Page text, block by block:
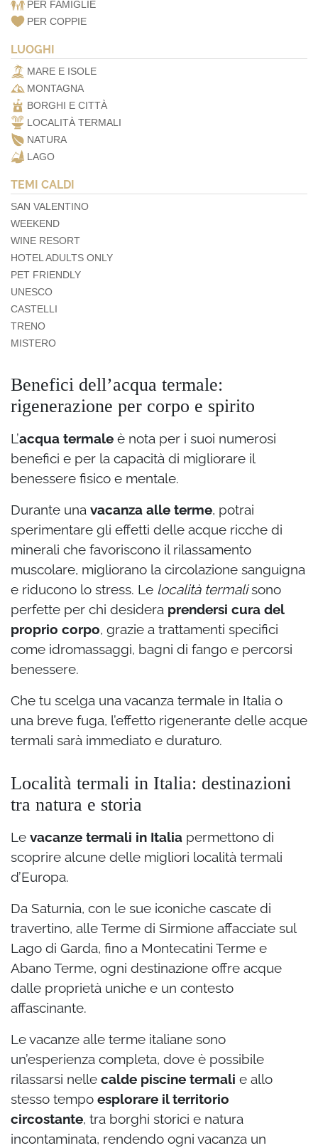
PER FAMIGLIE
PER COPPIE
LUOGHI
MARE E ISOLE
MONTAGNA
BORGHI E CITTÀ
LOCALITÀ TERMALI
NATURA
LAGO
TEMI CALDI
SAN VALENTINO
WEEKEND
WINE RESORT
HOTEL ADULTS ONLY
PET FRIENDLY
UNESCO
CASTELLI
TRENO
MISTERO
Benefici dell’acqua termale:
rigenerazione per corpo e spirito
L’acqua termale è nota per i suoi numerosi
benefici e per la capacità di migliorare il
benessere fisico e mentale.
Durante una vacanza alle terme, potrai
sperimentare gli effetti delle acque ricche di
minerali che favoriscono il rilassamento
muscolare, migliorano la circolazione sanguigna
e riducono lo stress. Le località termalisono
perfette per chi desidera prendersi cura del
proprio corpo, grazie a trattamenti specifici
come idromassaggi, bagni di fango e percorsi
benessere.
Che tu scelga una vacanza termale in Italia o
una breve fuga, l’effetto rigenerante delle acque
termali sarà immediato e duraturo.
Località termali in Italia: destinazioni
tra natura e storia
Le vacanze termali in Italia permettono di
scoprire alcune delle migliori località termali
d’Europa.
Da Saturnia, con le sue iconiche cascate di
travertino, alle Terme di Sirmione affacciate sul
Lago di Garda, fino a Montecatini Terme e
Abano Terme, ogni destinazione offre acque
dalle proprietà uniche e un contesto
affascinante.
Le vacanze alle terme italiane sono
un’esperienza completa, dove è possibile
rilassarsi nelle calde piscine termali e allo
stesso tempo esplorare il territorio
circostante, tra borghi storici e natura
incontaminata, rendendo ogni vacanza un